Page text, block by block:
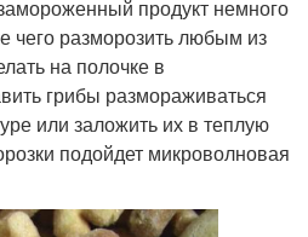
продукт немного
чего разморозить любым из
на полочке в
грибы размораживаться
или заложить их в теплую
подойдет микроволновая